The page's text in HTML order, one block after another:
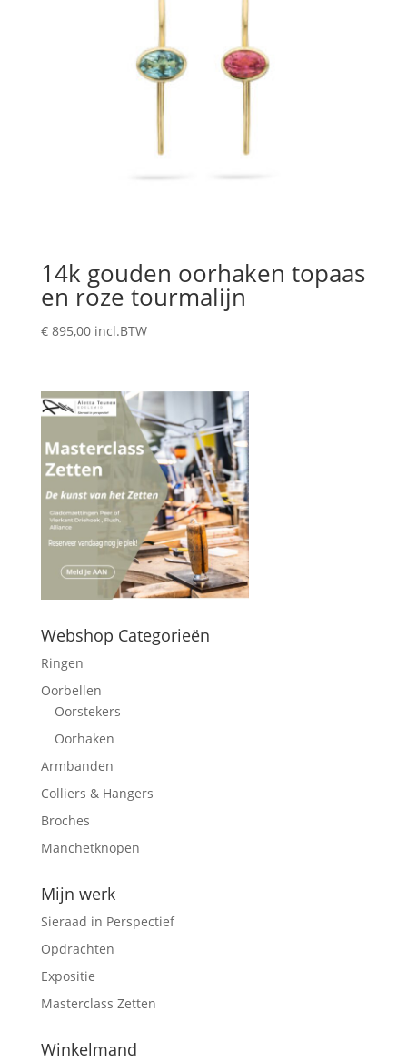
14k gouden oorhaken topaas
en roze tourmalijn
€895,00 incl.BTW
Webshop Categorieën
Ringen
Oorbellen
Oorstekers
Oorhaken
Armbanden
Colliers & Hangers
Broches
Manchetknopen
Mijn werk
Sieraad in Perspectief
Opdrachten
Expositie
Masterclass Zetten
Winkelmand